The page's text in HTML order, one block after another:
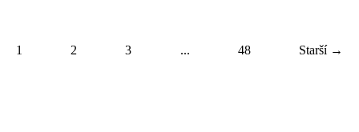
1 2 3 ... 48 Starší →